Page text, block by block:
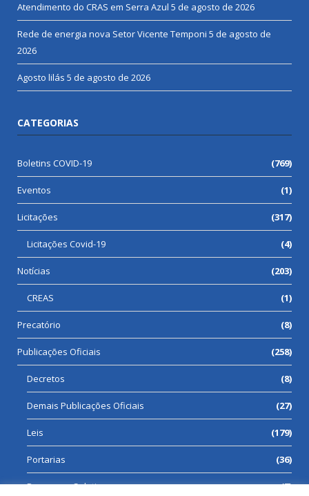
Atendimento do CRAS em Serra Azul 5 de agosto de 2026
Rede de energia nova Setor Vicente Temponi 5 de agosto de
2026
Agosto lilás 5 de agosto de 2026
CATEGORIAS
Boletins COVID-19 (769)
Eventos (1)
Licitações (317)
Licitações Covid-19 (4)
Notícias (203)
CREAS (1)
Precatório (8)
Publicações Oficiais (258)
Decretos (8)
Demais Publicações Oficiais (27)
Leis (179)
Portarias (36)
Processos Seletivos (7)